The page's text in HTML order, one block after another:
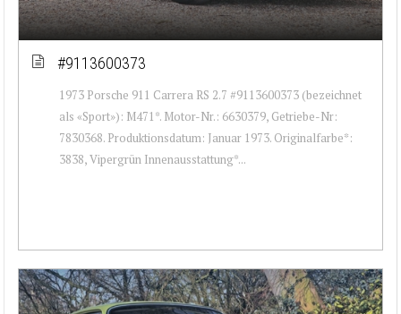
#9113600373
1973 Porsche 911 Carrera RS 2.7 #9113600373 (bezeichnet
als «Sport»): M471*. Motor-Nr.: 6630379, Getriebe-Nr:
7830368. Produktionsdatum: Januar 1973. Originalfarbe*:
3838, Vipergrün Innenausstattung*...